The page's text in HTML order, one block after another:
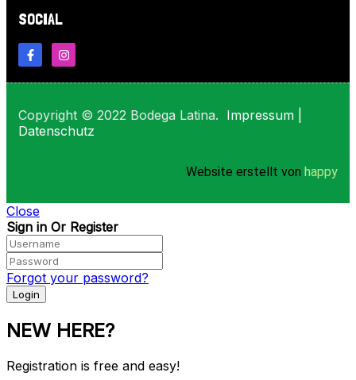
SOCIAL
Copyright © 2022 Bodega Latina. Impressum
Datenschutz
Website erstellt von happy
Close
Sign in Or Register
Forgot your password?
NEW HERE?
Registration is free and easy!